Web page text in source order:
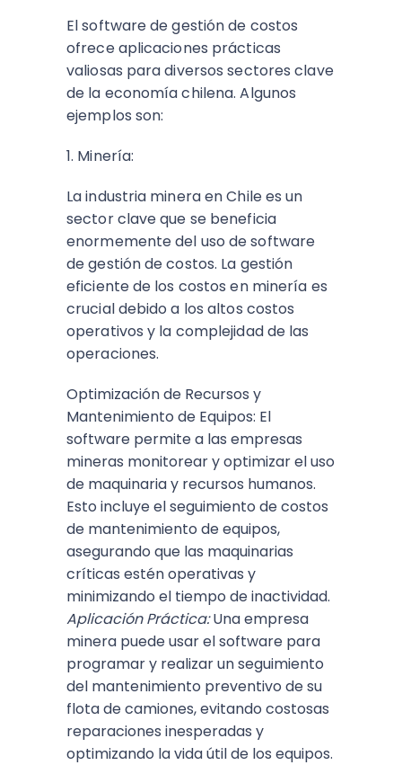
El software de gestión de costos
ofrece aplicaciones prácticas
valiosas para diversos sectores clave
de la economía chilena. Algunos
ejemplos son:
1. Minería:
La industria minera en Chile es un
sector clave que se beneficia
enormemente del uso de software
de gestión de costos. La gestión
eficiente de los costos en minería es
crucial debido a los altos costos
operativos y la complejidad de las
operaciones.
Optimización de Recursos y
Mantenimiento de Equipos: El
software permite a las empresas
mineras monitorear y optimizar el uso
de maquinaria y recursos humanos.
Esto incluye el seguimiento de costos
de mantenimiento de equipos,
asegurando que las maquinarias
críticas estén operativas y
minimizando el tiempo de inactividad.
Aplicación Práctica:Una empresa
minera puede usar el software para
programar y realizar un seguimiento
del mantenimiento preventivo de su
flota de camiones, evitando costosas
reparaciones inesperadas y
optimizando la vida útil de los equipos.